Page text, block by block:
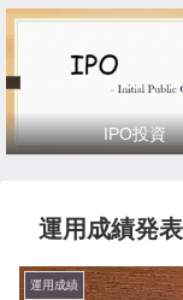
IPO投資
運用成績発
運用成績